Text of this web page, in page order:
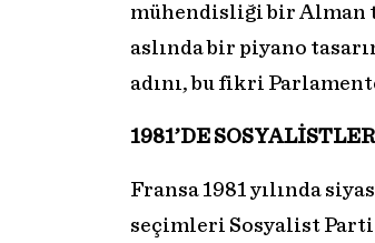
mühendisliği bir Alman
aslında bir piyano
adını, bu fikri
1981’DE
Fransa 1981 yılında
seçimleri Sosyalist Parti